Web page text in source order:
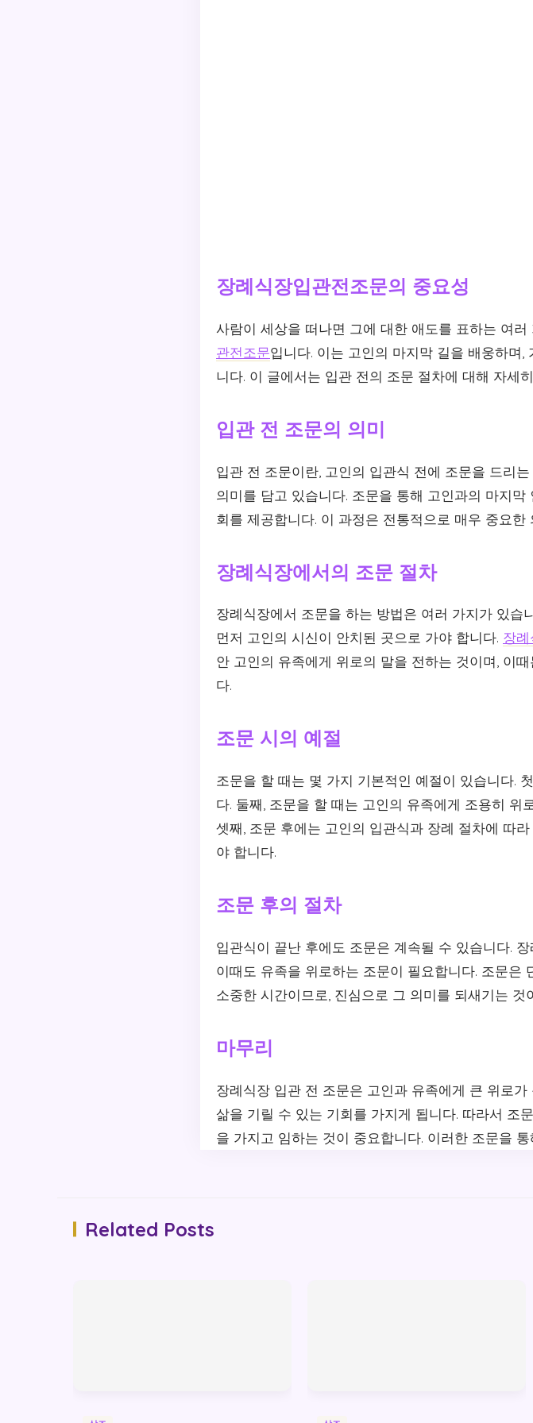
장례식장입관전조문의 중요성
사람이 세상을 떠나면 그에 대한 애도를 표하는 여
관전조문입니다. 이는 고인의 마지막 길을 배웅하며
니다. 이 글에서는 입관 전의 조문 절차에 대해 자세
입관 전 조문의 의미
입관 전 조문이란, 고인의 입관식 전에 조문을 드리
의미를 담고 있습니다. 조문을 통해 고인과의 마지
회를 제공합니다. 이 과정은 전통적으로 매우 중요한
장례식장에서의 조문 절차
장례식장에서 조문을 하는 방법은 여러 가지가 있습
먼저 고인의 시신이 안치된 곳으로 가야 합니다. 장
안 고인의 유족에게 위로의 말을 전하는 것이며, 이
다.
조문 시의 예절
조문을 할 때는 몇 가지 기본적인 예절이 있습니다.
다. 둘째, 조문을 할 때는 고인의 유족에게 조용히 위
셋째, 조문 후에는 고인의 입관식과 장례 절차에 따라
야 합니다.
조문 후의 절차
입관식이 끝난 후에도 조문은 계속될 수 있습니다.
이때도 유족을 위로하는 조문이 필요합니다. 조문은
소중한 시간이므로, 진심으로 그 의미를 되새기는 것
마무리
장례식장 입관 전 조문은 고인과 유족에게 큰 위로
삶을 기릴 수 있는 기회를 가지게 됩니다. 따라서 조
을 가지고 임하는 것이 중요합니다. 이러한 조문을
Related Posts